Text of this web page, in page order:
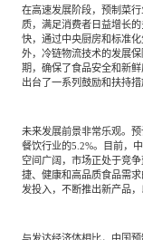
在高速发展阶段，预制菜
质，满足消费者日益增长
快，通过中央厨房和标准
外，冷链物流技术的发展
期，确保了食品安全和新
出台了一系列鼓励和扶持
未来发展前景非常乐观。
餐饮行业的5.2%。目前，
空间广阔，市场正处于竞
捷、健康和高品质食品需
发投入，不断推出新产品